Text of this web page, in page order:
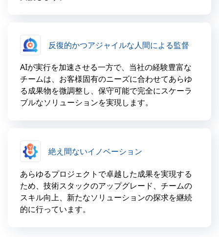
反復的かつアジャイルな人間による監督
AIが実行を加速させる一方で、当社の経験豊富な
チームは、お客様固有のニーズに合わせてあらゆ
る成果物を微調整し、保守可能で完全にスケーラ
ブルなソリューションを実現します。
絶え間ないイノベーション
あらゆるプロジェクトで卓越した成果を実現する
ため、技術スタックのアップグレード、チームの
スキル向上、新たなソリューションの探求を継続
的に行っています。